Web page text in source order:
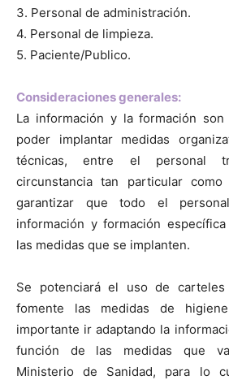
3. Personal de administración.
4. Personal de limpieza.
5. Paciente/Publico.
Consideraciones generales:
La información y la formación son
poder implantar medidas
técnicas, entre el personal
circunstancia tan particular
garantizar que todo el
información y formación
las medidas que se implanten.
Se potenciará el uso de
fomente las medidas de
importante ir adaptando la
función de las medidas que
Ministerio de Sanidad, para lo